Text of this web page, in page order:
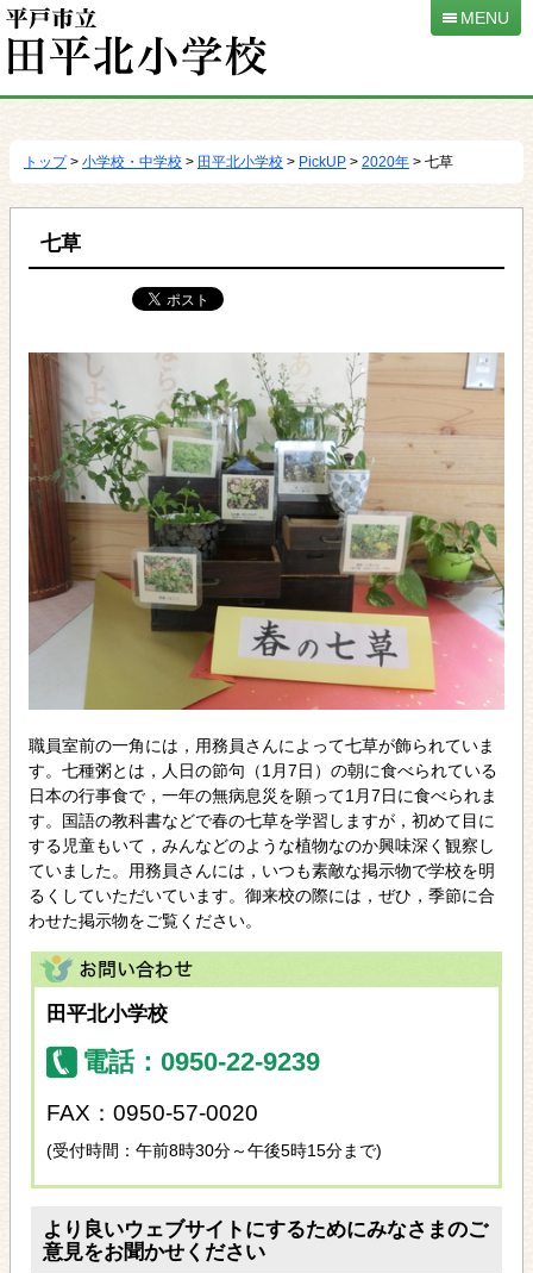
移
MENU
トップ> 小学校・中学校 > 田平北小学校 > PickUP > 2020年 > 七草
七草
職員室前の一角には，用務員さんによって七草が飾られていま
す。七種粥とは，人日の節句（1月7日）の朝に食べられている
日本の行事食で，一年の無病息災を願って1月7日に食べられま
す。国語の教科書などで春の七草を学習しますが，初めて目に
する児童もいて，みんなどのような植物なのか興味深く観察し
ていました。用務員さんには，いつも素敵な掲示物で学校を明
るくしていただいています。御来校の際には，ぜひ，季節に合
わせた掲示物をご覧ください。
田平北小学校
電話：0950-22-9239
FAX：0950-57-0020
(受付時間：午前8時30分～午後5時15分まで)
より良いウェブサイトにするためにみなさまのご
意見をお聞かせください